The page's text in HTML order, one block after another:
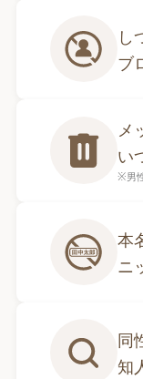
し
ブ
メ
い
※男
本
ニ
同
知